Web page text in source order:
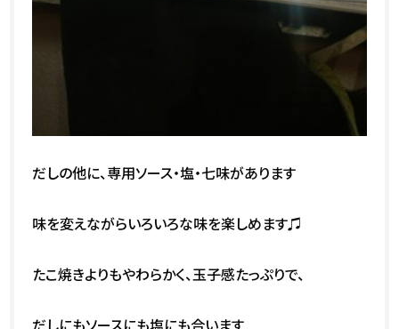
だしの他に、専用ソース・塩・七味があります
味を変えながらいろいろな味を楽しめます♫
たこ焼きよりもやわらかく、玉子感たっぷりで、
だしにもソースにも塩にも合います